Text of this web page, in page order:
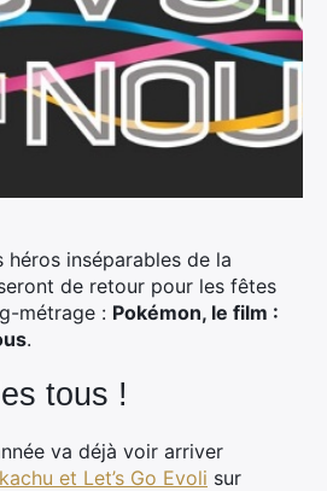
héros inséparables de la
de retour pour les fêtes
métrage : Pokémon, le film :
.
tous !
va déjà voir arriver
et Let’s Go Evoli sur